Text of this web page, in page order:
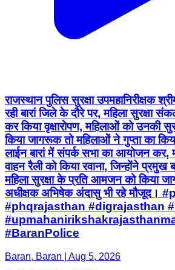
राजस्थान पुलिस सुरक्षा उपमहानिरीक्षक
रही बारां जिले के दौरे पर, महिला सुरक्षा
कर किया वृक्षारोपण, महिलाओं को उनकी
किया जागरूक तो महिलाओं ने गुप्ता का
लाईन बारां में संपर्क सभा का आयोजन कर,
वाहन रैली को किया रवाना, जिन्होंने प्रमुख
महिला सुरक्षा के प्रति आमजन को किया
अधीक्षक अभिषेक अंदासु भी रहे मौजूद।
#phqrajasthan #digrajasthan
#BaranPolice
Baran, Baran | Aug 5, 2026